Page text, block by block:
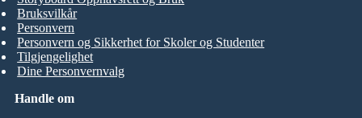
Handle om
Bruksvilkår
Personvern
Personvern og Sikkerhet for Skoler og Studenter
Tilgjengelighet
Dine Personvernvalg